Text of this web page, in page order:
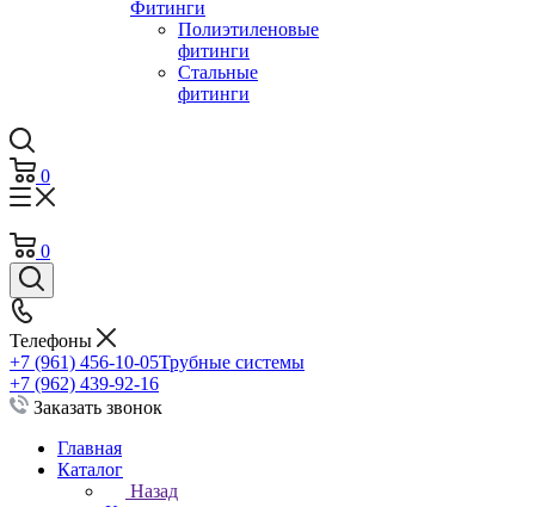
Фитинги
Полиэтиленовые
фитинги
Стальные
фитинги
0
0
Телефоны
+7 (961) 456-10-05Трубные системы
+7 (962) 439-92-16
Заказать звонок
Главная
Каталог
Назад